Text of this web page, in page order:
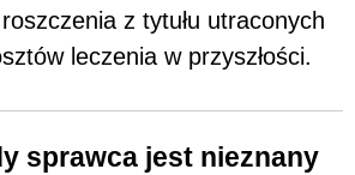
z tytułu utraconych
leczenia w przyszłości.
sprawca jest nieznany